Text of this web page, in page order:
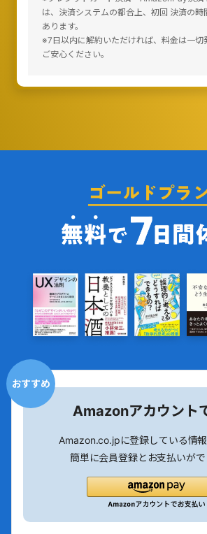
は、決済システムの都合上、初回 決済の時
あります。
※7日以内に解約いただければ、料金は一切
ご安心ください。
おすすめ
Amazonアカウント
Amazon.co.jpに登録している情報
簡単に会員登録とお支払いがで